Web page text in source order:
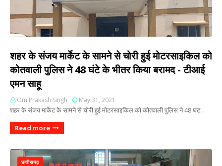
शहर के संजय मार्केट के सामने से चोरी हुई मोटरसाइकिल को
कोतवाली पुलिस ने 48 घंटे के भीतर किया बरामद - टीआई
एमन साहू
Om Prakash Singh May 31, 2021
शहर के संजय मार्केट के सामने से चोरी हुई मोटरसाइकिल को कोतवाली पुलिस ने 48 घंट…
Read more
छत्तीसगढ़